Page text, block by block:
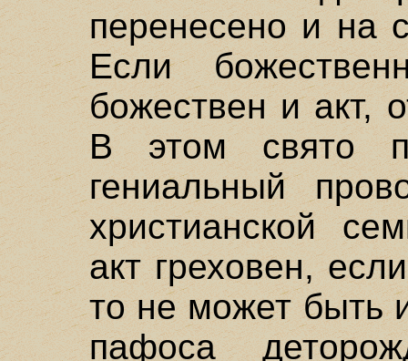
перенесено и на
Если
божествен и акт,
В этом свято
гениальный
христианской
акт греховен,
то не может быть
пафоса